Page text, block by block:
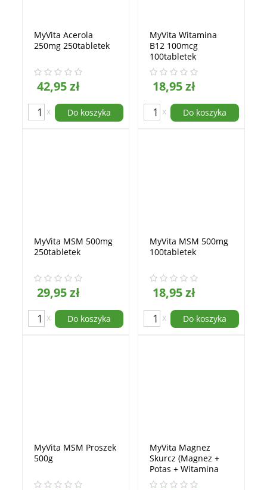
MyVita Acerola
250mg 250tabletek
42,95 zł
x Do koszyka
MyVita Witamina
B12 100mcg
100tabletek
18,95 zł
x Do koszyka
MyVita MSM 500mg
250tabletek
29,95 zł
x Do koszyka
MyVita MSM 500mg
100tabletek
18,95 zł
x Do koszyka
MyVita MSM Proszek
500g
MyVita Magnez
Skurcz (Magnez +
Potas + Witamina
B6) 100tabletek